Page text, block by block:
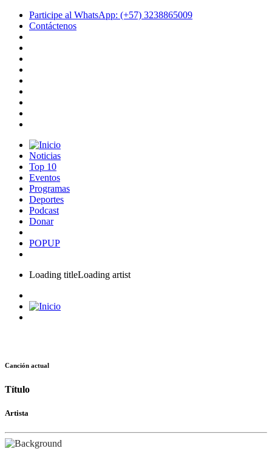
Participe al WhatsApp: (+57) 3238865009
Contáctenos
Noticias
Top 10
Eventos
Programas
Deportes
Podcast
Donar
POPUP
Loading titleLoading artist
Canción actual
Título
Artista